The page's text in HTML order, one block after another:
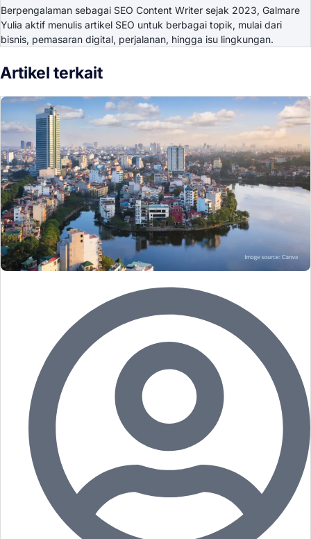
Berpengalaman sebagai SEO Content Writer sejak 2023, Galmare
Yulia aktif menulis artikel SEO untuk berbagai topik, mulai dari
bisnis, pemasaran digital, perjalanan, hingga isu lingkungan.
Artikel terkait